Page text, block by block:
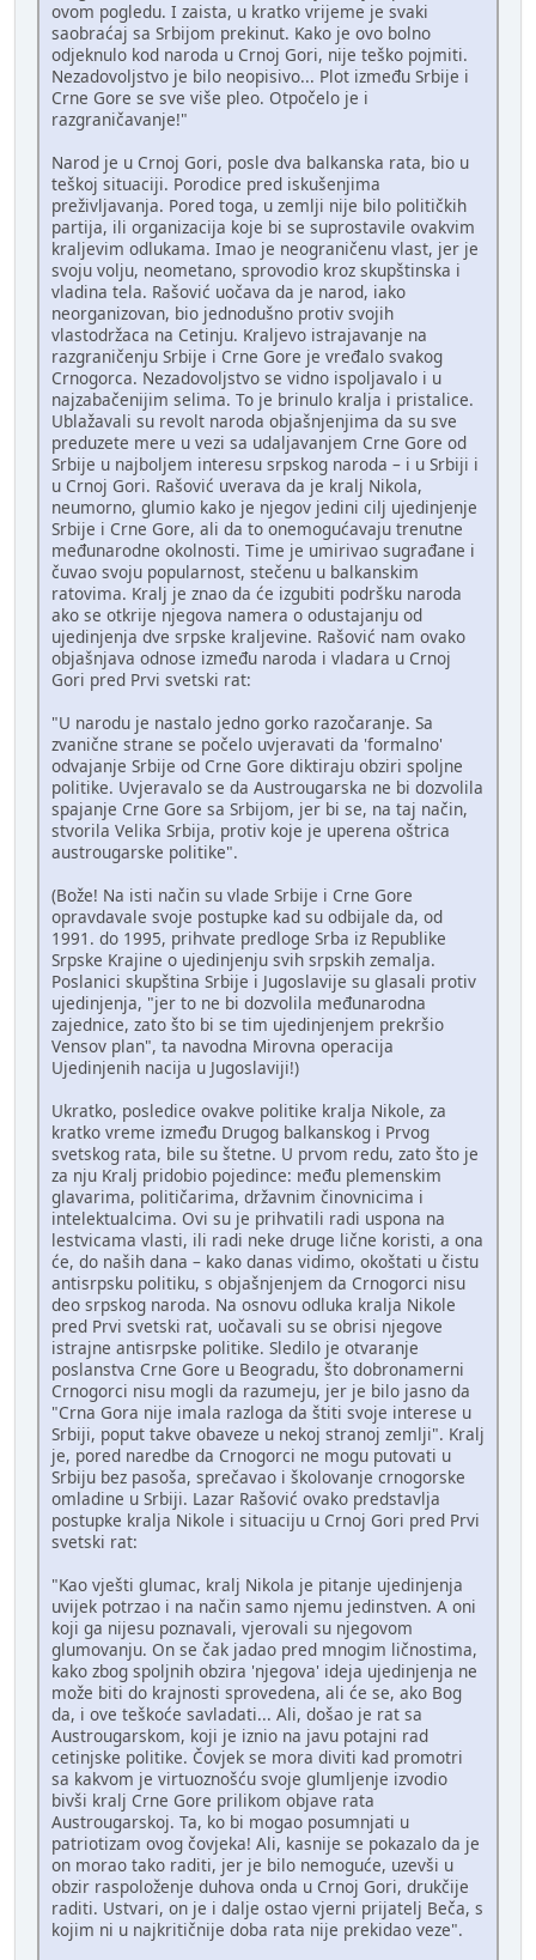
ovom pogledu. I zaista, u kratko vrijeme je svaki
saobraćaj sa Srbijom prekinut. Kako je ovo bolno
odjeknulo kod naroda u Crnoj Gori, nije teško pojmiti.
Nezadovoljstvo je bilo neopisivo... Plot između Srbije i
Crne Gore se sve više pleo. Otpočelo je i
razgraničavanje!"
Narod je u Crnoj Gori, posle dva balkanska rata, bio u
teškoj situaciji. Porodice pred iskušenjima
preživljavanja. Pored toga, u zemlji nije bilo političkih
partija, ili organizacija koje bi se suprostavile ovakvim
kraljevim odlukama. Imao je neograničenu vlast, jer je
svoju volju, neometano, sprovodio kroz skupštinska i
vladina tela. Rašović uočava da je narod, iako
neorganizovan, bio jednodušno protiv svojih
vlastodržaca na Cetinju. Kraljevo istrajavanje na
razgraničenju Srbije i Crne Gore je vređalo svakog
Crnogorca. Nezadovoljstvo se vidno ispoljavalo i u
najzabačenijim selima. To je brinulo kralja i pristalice.
Ublažavali su revolt naroda objašnjenjima da su sve
preduzete mere u vezi sa udaljavanjem Crne Gore od
Srbije u najboljem interesu srpskog naroda – i u Srbiji i
u Crnoj Gori. Rašović uverava da je kralj Nikola,
neumorno, glumio kako je njegov jedini cilj ujedinjenje
Srbije i Crne Gore, ali da to onemogućavaju trenutne
međunarodne okolnosti. Time je umirivao sugrađane i
čuvao svoju popularnost, stečenu u balkanskim
ratovima. Kralj je znao da će izgubiti podršku naroda
ako se otkrije njegova namera o odustajanju od
ujedinjenja dve srpske kraljevine. Rašović nam ovako
objašnjava odnose između naroda i vladara u Crnoj
Gori pred Prvi svetski rat:
"U narodu je nastalo jedno gorko razočaranje. Sa
zvanične strane se počelo uvjeravati da 'formalno'
odvajanje Srbije od Crne Gore diktiraju obziri spoljne
politike. Uvjeravalo se da Austrougarska ne bi dozvolila
spajanje Crne Gore sa Srbijom, jer bi se, na taj način,
stvorila Velika Srbija, protiv koje je uperena oštrica
austrougarske politike".
(Bože! Na isti način su vlade Srbije i Crne Gore
opravdavale svoje postupke kad su odbijale da, od
1991. do 1995, prihvate predloge Srba iz Republike
Srpske Krajine o ujedinjenju svih srpskih zemalja.
Poslanici skupština Srbije i Jugoslavije su glasali protiv
ujedinjenja, "jer to ne bi dozvolila međunarodna
zajednice, zato što bi se tim ujedinjenjem prekršio
Vensov plan", ta navodna Mirovna operacija
Ujedinjenih nacija u Jugoslaviji!)
Ukratko, posledice ovakve politike kralja Nikole, za
kratko vreme između Drugog balkanskog i Prvog
svetskog rata, bile su štetne. U prvom redu, zato što je
za nju Kralj pridobio pojedince: među plemenskim
glavarima, političarima, državnim činovnicima i
intelektualcima. Ovi su je prihvatili radi uspona na
lestvicama vlasti, ili radi neke druge lične koristi, a ona
će, do naših dana – kako danas vidimo, okoštati u čistu
antisrpsku politiku, s objašnjenjem da Crnogorci nisu
deo srpskog naroda. Na osnovu odluka kralja Nikole
pred Prvi svetski rat, uočavali su se obrisi njegove
istrajne antisrpske politike. Sledilo je otvaranje
poslanstva Crne Gore u Beogradu, što dobronamerni
Crnogorci nisu mogli da razumeju, jer je bilo jasno da
"Crna Gora nije imala razloga da štiti svoje interese u
Srbiji, poput takve obaveze u nekoj stranoj zemlji". Kralj
je, pored naredbe da Crnogorci ne mogu putovati u
Srbiju bez pasoša, sprečavao i školovanje crnogorske
omladine u Srbiji. Lazar Rašović ovako predstavlja
postupke kralja Nikole i situaciju u Crnoj Gori pred Prvi
svetski rat:
"Kao vješti glumac, kralj Nikola je pitanje ujedinjenja
uvijek potrzao i na način samo njemu jedinstven. A oni
koji ga nijesu poznavali, vjerovali su njegovom
glumovanju. On se čak jadao pred mnogim ličnostima,
kako zbog spoljnih obzira 'njegova' ideja ujedinjenja ne
može biti do krajnosti sprovedena, ali će se, ako Bog
da, i ove teškoće savladati... Ali, došao je rat sa
Austrougarskom, koji je iznio na javu potajni rad
cetinjske politike. Čovjek se mora diviti kad promotri
sa kakvom je virtuoznošću svoje glumljenje izvodio
bivši kralj Crne Gore prilikom objave rata
Austrougarskoj. Ta, ko bi mogao posumnjati u
patriotizam ovog čovjeka! Ali, kasnije se pokazalo da je
on morao tako raditi, jer je bilo nemoguće, uzevši u
obzir raspoloženje duhova onda u Crnoj Gori, drukčije
raditi. Ustvari, on je i dalje ostao vjerni prijatelj Beča, s
kojim ni u najkritičnije doba rata nije prekidao veze".